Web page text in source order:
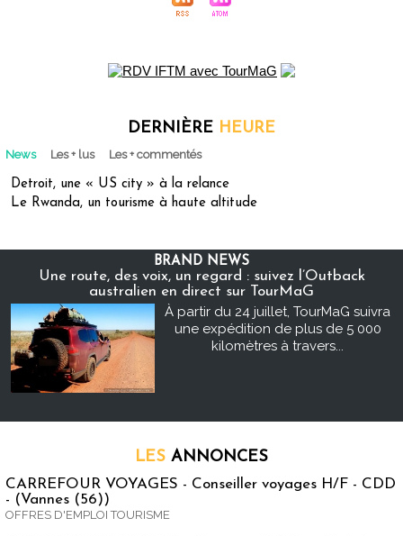
DERNIÈRE HEURE
News Les + lus Les + commentés
Detroit, une « US city » à la relance
Le Rwanda, un tourisme à haute altitude
BRAND NEWS
Une route, des voix, un regard : suivez l’Outback
australien en direct sur TourMaG
À partir du 24 juillet, TourMaG suivra
une expédition de plus de 5 000
kilomètres à travers...
LES ANNONCES
CARREFOUR VOYAGES - Conseiller voyages H/F - CDD
- (Vannes (56))
OFFRES D'EMPLOI TOURISME